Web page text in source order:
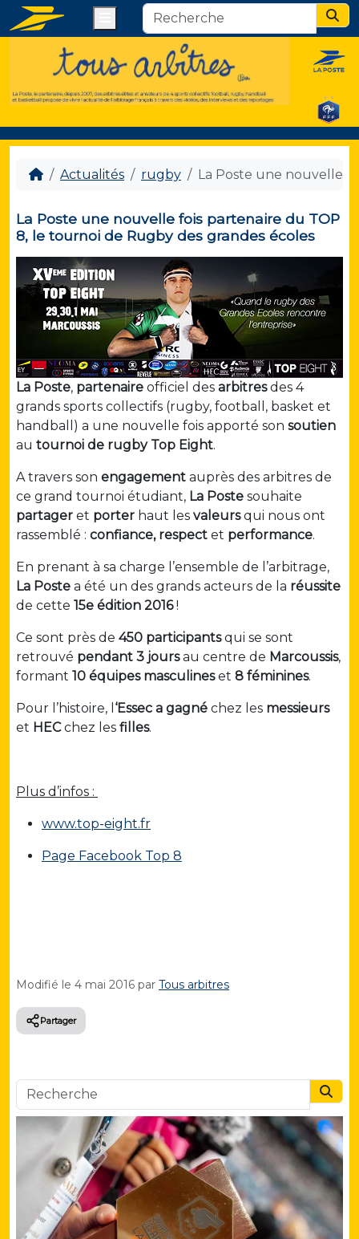
Actualités rugby La Poste une nouvelle
La Poste une nouvelle fois partenaire du TOP
8, le tournoi de Rugby des grandes écoles
La Poste, partenaire officiel des arbitresdes 4
grands sports collectifs (rugby, football, basket et
handball) a une nouvelle fois apporté son soutien
au tournoi de rugby Top Eight.
A travers son engagement auprès des arbitres de
ce grand tournoi étudiant, La Poste souhaite
partager et porter haut les valeursqui nous ont
rassemblé : confiance, respect et performance.
En prenant à sa charge l’ensemble de l’arbitrage,
La Poste a été un des grands acteurs de la réussite
de cette 15e édition 2016!
Ce sont près de 450 participantsqui se sont
retrouvé pendant 3 joursau centre de Marcoussis,
formant 10 équipes masculineset 8 féminines.
Pour l’histoire, l ‘Essec a gagné chez les messieurs
et HECchez les filles.
Plus d’infos :
www.top-eight.fr
Page Facebook Top 8
Modifié le 4 mai 2016 par Tous arbitres
Partager